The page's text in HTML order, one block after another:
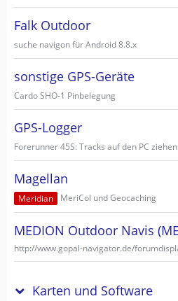
Falk Outdoor
suche navigon für Android 8.8.x
sonstige GPS-Geräte
Cardo SHO-1 Pinbelegung
GPS-Logger
Forerunner 45S: Tracks auf den PC ziehen
Magellan
Meridian MeriCol und Geocaching
Karten und Software